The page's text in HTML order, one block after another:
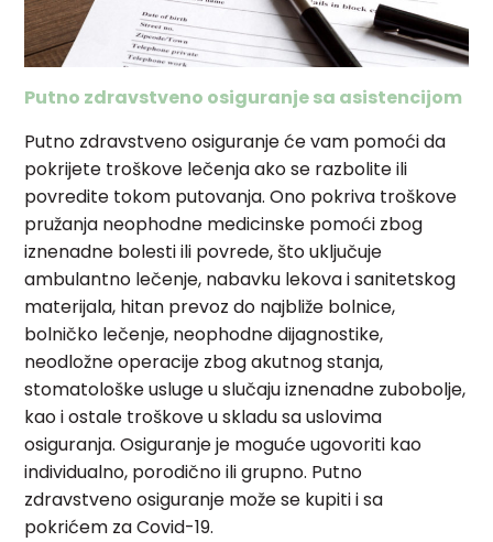
Putno zdravstveno osiguranje sa asistencijom
Putno zdravstveno osiguranje će vam pomoći da
pokrijete troškove lečenja ako se razbolite ili
povredite tokom putovanja. Ono pokriva troškove
pružanja neophodne medicinske pomoći zbog
iznenadne bolesti ili povrede, što uključuje
ambulantno lečenje, nabavku lekova i sanitetskog
materijala, hitan prevoz do najbliže bolnice,
bolničko lečenje, neophodne dijagnostike,
neodložne operacije zbog akutnog stanja,
stomatološke usluge u slučaju iznenadne zubobolje,
kao i ostale troškove u skladu sa uslovima
osiguranja. Osiguranje je moguće ugovoriti kao
individualno, porodično ili grupno. Putno
zdravstveno osiguranje može se kupiti i sa
pokrićem za Covid-19.